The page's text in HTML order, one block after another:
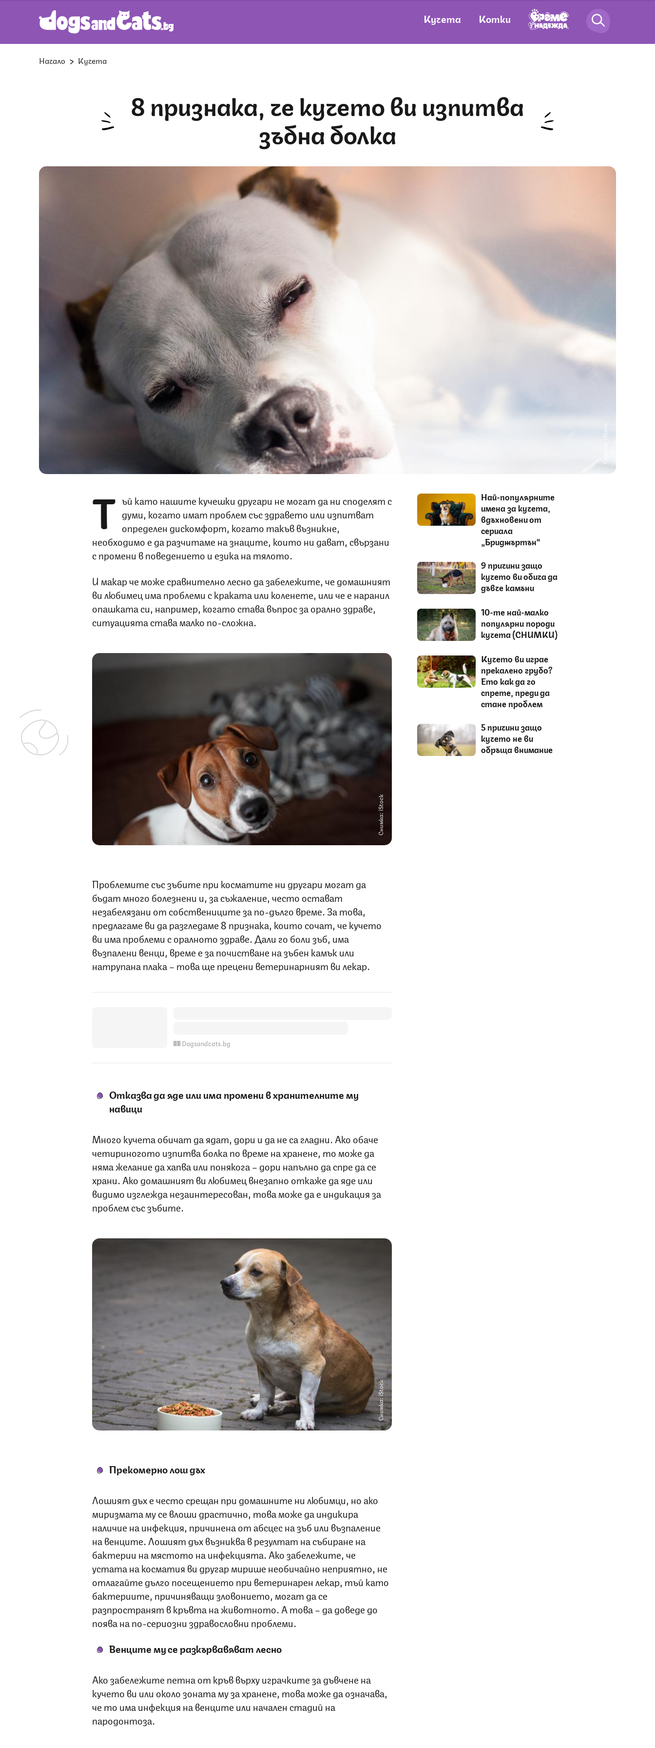
Кучета Котки
Начало Кучета
8 признака, че кучето ви изпитва
зъбна болка
Снимка: iStock
Т ъй като нашите кучешки другари не могат да ни споделят с
думи, когато имат проблем със здравето или изпитват
определен дискомфорт, когато такъв възникне,
необходимо е да разчитаме на знаците, които ни дават, свързани
с промени в поведението и езика на тялото.
И макар че може сравнително лесно да забележите, че домашният
ви любимец има проблеми с краката или коленете, или че е наранил
опашката си, например, когато става въпрос за орално здраве,
ситуацията става малко по-сложна.
Снимка: iStock
Проблемите със зъбите при косматите ни другари могат да
бъдат много болезнени и, за съжаление, често остават
незабелязани от собствениците за по-дълго време. За това,
предлагаме ви да разгледаме 8 признака, които сочат, че кучето
ви има проблеми с оралното здраве. Дали го боли зъб, има
възпалени венци, време е за почистване на зъбен камък или
натрупана плака – това ще прецени ветеринарният ви лекар.
Dogsandcats.bg
Отказва да яде или има промени в хранителните му
навици
Много кучета обичат да ядат, дори и да не са гладни. Ако обаче
четириногото изпитва болка по време на хранене, то може да
няма желание да хапва или понякога – дори напълно да спре да се
храни. Ако домашният ви любимец внезапно откаже да яде или
видимо изглежда незаинтересован, това може да е индикация за
проблем със зъбите.
Снимка: iStock
Прекомерно лош дъх
Лошият дъх е често срещан при домашните ни любимци, но ако
миризмата му се влоши драстично, това може да индикира
наличие на инфекция, причинена от абсцес на зъб или възпаление
на венците. Лошият дъх възниква в резултат на събиране на
бактерии на мястото на инфекцията. Ако забележите, че
устата на косматия ви другар мирише необичайно неприятно, не
отлагайте дълго посещението при ветеринарен лекар, тъй като
бактериите, причиняващи зловонието, могат да се
разпространят в кръвта на животното. А това – да доведе до
поява на по-сериозни здравословни проблеми.
Венците му се разкървавяват лесно
Ако забележите петна от кръв върху играчките за дъвчене на
кучето ви или около зоната му за хранене, това може да означава,
че то има инфекция на венците или начален стадий на
пародонтоза.
Най-популярните
имена за кучета,
вдъхновени от
сериала
„Бриджъртън“
9 причини защо
кучето ви обича да
дъвче камъни
10-те най-малко
популярни породи
кучета (СНИМКИ)
Кучето ви играе
прекалено грубо?
Ето как да го
спрете, преди да
стане проблем
5 причини защо
кучето не ви
обръща внимание